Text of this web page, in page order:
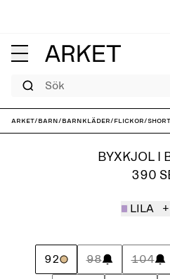
ARKET/Barn/Barnkläder/Flickor/
BYXKJOL I
390
LILA
92 98 104